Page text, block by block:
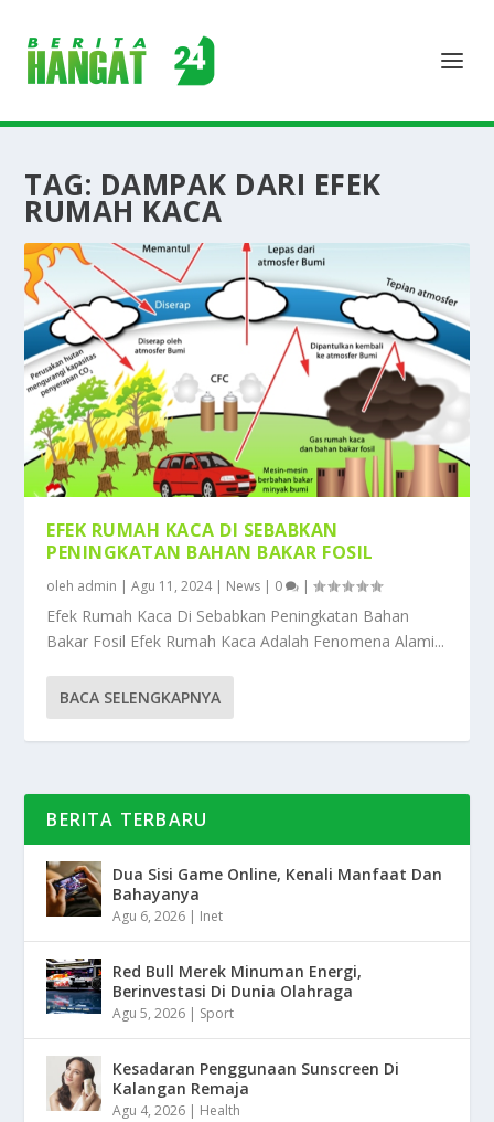
TAG: DAMPAK DARI EFEK
RUMAH KACA
EFEK RUMAH KACA DI SEBABKAN
PENINGKATAN BAHAN BAKAR FOSIL
oleh admin |Agu 11, 2024| News | 0 |
Efek Rumah Kaca Di Sebabkan Peningkatan Bahan
Bakar Fosil Efek Rumah Kaca Adalah Fenomena Alami...
BACA SELENGKAPNYA
BERITA TERBARU
Dua Sisi Game Online, Kenali Manfaat Dan
Bahayanya
Agu 6, 2026 | Inet
Red Bull Merek Minuman Energi,
Berinvestasi Di Dunia Olahraga
Agu 5, 2026 | Sport
Kesadaran Penggunaan Sunscreen Di
Kalangan Remaja
Agu 4, 2026 | Health